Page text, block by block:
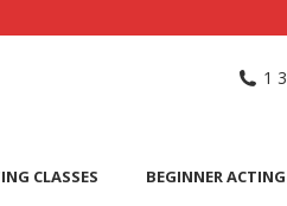
1
CLASSES BEGINNER
INTERNATIONAL